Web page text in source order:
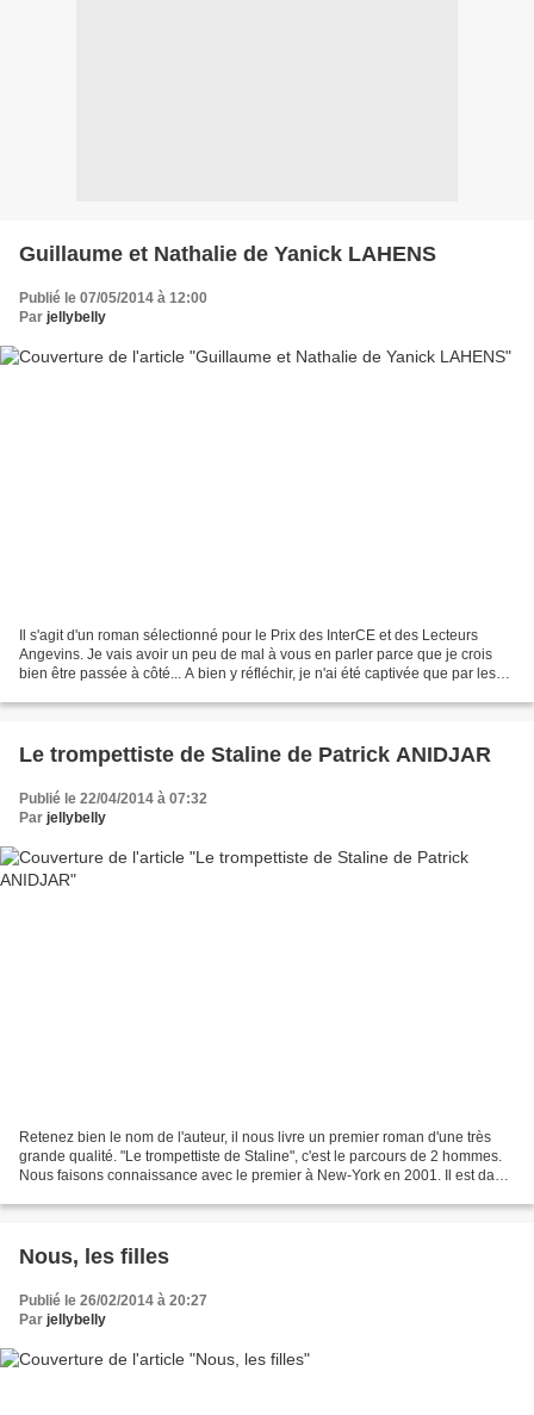
Guillaume et Nathalie de Yanick LAHENS
Publié le 07/05/2014 à 12:00
Par jellybelly
Il s'agit d'un roman sélectionné pour le Prix des InterCE et des Lecteurs
Angevins. Je vais avoir un peu de mal à vous en parler parce que je crois
bien être passée à côté... A bien y réfléchir, je n'ai été captivée que par les
Le trompettiste de Staline de Patrick ANIDJAR
Publié le 22/04/2014 à 07:32
Par jellybelly
Retenez bien le nom de l'auteur, il nous livre un premier roman d'une très
grande qualité. "Le trompettiste de Staline", c'est le parcours de 2 hommes.
Nous faisons connaissance avec le premier à New-York en 2001. Il est dans
Nous, les filles
Publié le 26/02/2014 à 20:27
Par jellybelly